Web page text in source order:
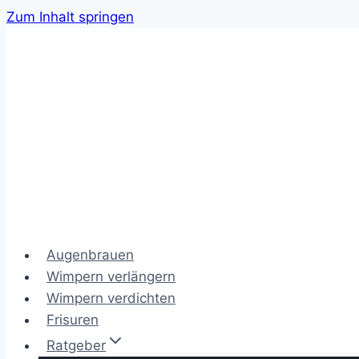
Zum Inhalt springen
Augenbrauen
Wimpern verlängern
Wimpern verdichten
Frisuren
Ratgeber